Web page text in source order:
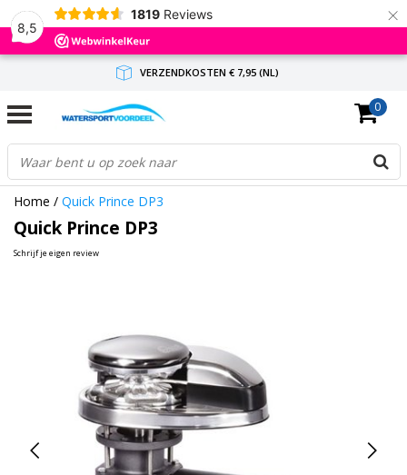
8,5
1819 Reviews ×
VERZENDKOSTEN € 7,95 (NL)
GRATIS VERZENDING(NL) VANAF € 65,-
BINNEN 1-3 WERKDAGEN ANTWOORD
0
Home / Quick Prince DP3
Quick Prince DP3
Schrijf je eigen review